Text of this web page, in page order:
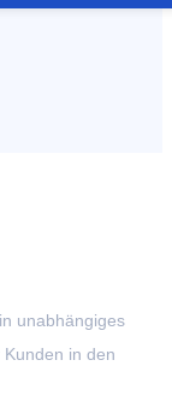
unabhängiges
in den